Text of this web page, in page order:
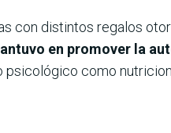
con distintos regalos
en promover la
como